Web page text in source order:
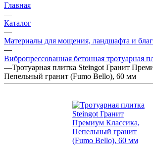
Главная
—
Каталог
—
Материалы для мощения, ландшафта и
—
Вибропрессованная бетонная тротуарная
—Тротуарная плитка Steingot Гранит
Пепельный гранит (Fumo Bello), 60 мм